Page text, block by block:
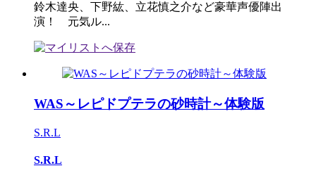
鈴木達央、下野紘、立花慎之介など豪華声優陣出
演！ 元気ル...
WAS～レピドプテラの砂時計～体験版
S.R.L
S.R.L